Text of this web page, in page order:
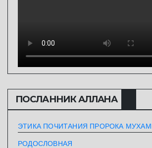
ПОСЛАННИК АЛЛАHА
ЭТИКА ПОЧИТАНИЯ ПРОРОКА
РОДОСЛОВНАЯ